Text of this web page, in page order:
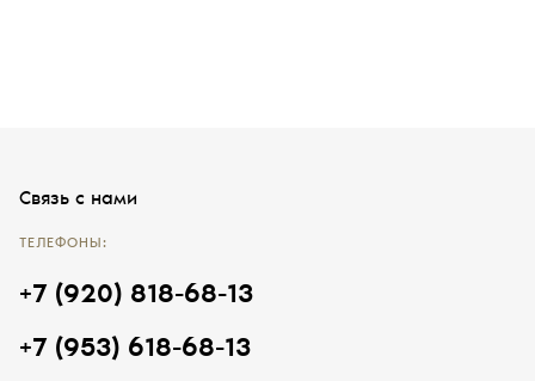
Связь с нами
ТЕЛЕФОНЫ:
+7 (920) 818-68-13
+7 (953) 618-68-13